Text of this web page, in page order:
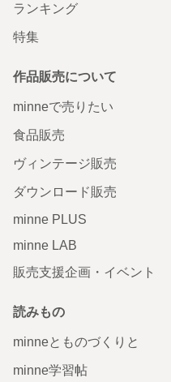
ランキング
特集
作品販売について
minneで売りたい
食品販売
ヴィンテージ販売
ダウンロード販売
minne PLUS
minne LAB
販売支援企画・イベント
読みもの
minneとものづくりと
minne学習帖